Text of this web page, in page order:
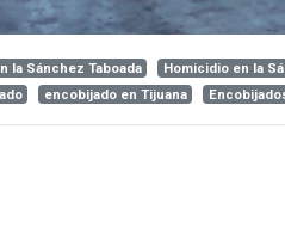
la Sánchez Taboada Homicidio en la
encobijado en Tijuana